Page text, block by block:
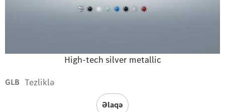
High-tech silver metallic
GLB Tezliklə
Əlaqə